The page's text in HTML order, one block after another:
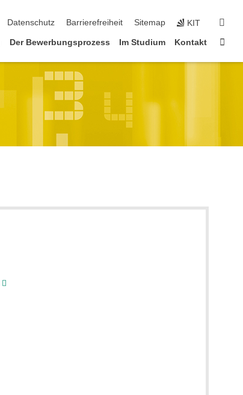
Datenschutz Barrierefreiheit Sitemap KIT
Der Bewerbungsprozess Im Studium Kontakt